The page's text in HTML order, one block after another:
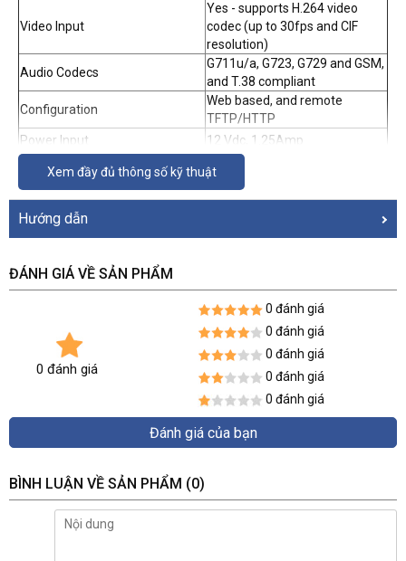
Video Input
Yes - supports H.264 video
codec (up to 30fps and CIF
resolution)
Audio Codecs
G711u/a, G723, G729 and GSM,
and T.38 compliant
Configuration
Web based, and remote
TFTP/HTTP
Power Input
12 Vdc, 1.25Amp
Compliance
FCC, CE
Xem đầy đủ thông số kỹ thuật
Hướng dẫn
ĐÁNH GIÁ VỀ SẢN PHẨM
0 đánh giá
0 đánh giá
0 đánh giá
0 đánh giá
0 đánh giá
0 đánh giá
Đánh giá của bạn
BÌNH LUẬN VỀ SẢN PHẨM (0)